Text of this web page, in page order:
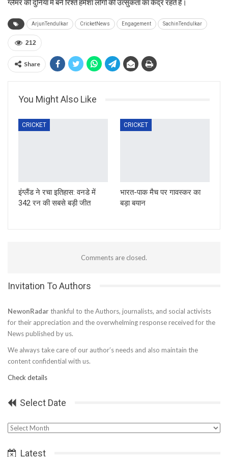
ग्लैमर की दुनिया में बने रिश्ते हमेशा लोगों की उत्सुकता का केंद्र रहते हैं।
ArjunTendulkar CricketNews Engagement SachinTendulkar
212
Share
You Might Also Like
CRICKET
इंग्लैंड ने रचा इतिहास: वनडे में
342 रन की सबसे बड़ी जीत
CRICKET
भारत-पाक मैच पर गावस्कर का
बड़ा बयान
Comments are closed.
Invitation To Authors
NewonRadar thankful to the Authors, journalists, and social activists
for their appreciation and the overwhelming response received for the
News published by us.
We always take care of our author’s needs and also maintain the
content confidential with us.
Check details
Select Date
Select
Latest